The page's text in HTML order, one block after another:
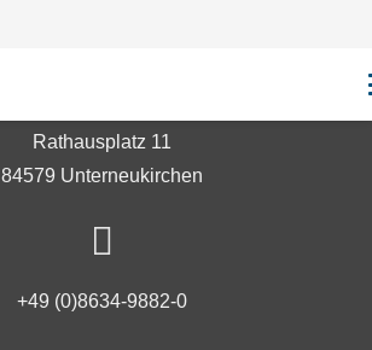
Rathausplatz 11
84579 Unterneukirchen
+49 (0)8634-9882-0